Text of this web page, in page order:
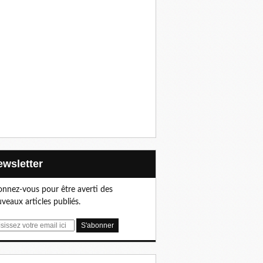
vous pour être averti des
articles publiés.